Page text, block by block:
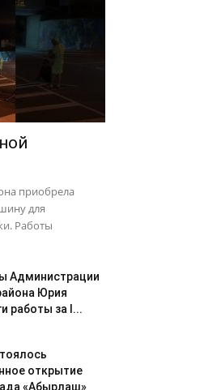
приобрела
для
Работы
Администрации
Юрия
работы за I...
открытие
«Абырлаш»